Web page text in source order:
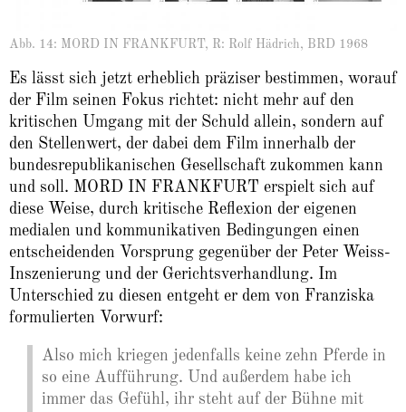
Abb. 14: MORD IN FRANKFURT, R: Rolf Hädrich, BRD 1968
Es lässt sich jetzt erheblich präziser bestimmen, worauf
der Film seinen Fokus richtet: nicht mehr auf den
kritischen Umgang mit der Schuld allein, sondern auf
den Stellenwert, der dabei dem Film innerhalb der
bundesrepublikanischen Gesellschaft zukommen kann
und soll. MORD IN FRANKFURT erspielt sich auf
diese Weise, durch kritische Reflexion der eigenen
medialen und kommunikativen Bedingungen einen
entscheidenden Vorsprung gegenüber der Peter Weiss-
Inszenierung und der Gerichtsverhandlung. Im
Unterschied zu diesen entgeht er dem von Franziska
formulierten Vorwurf:
Also mich kriegen jedenfalls keine zehn Pferde in
so eine Aufführung. Und außerdem habe ich
immer das Gefühl, ihr steht auf der Bühne mit